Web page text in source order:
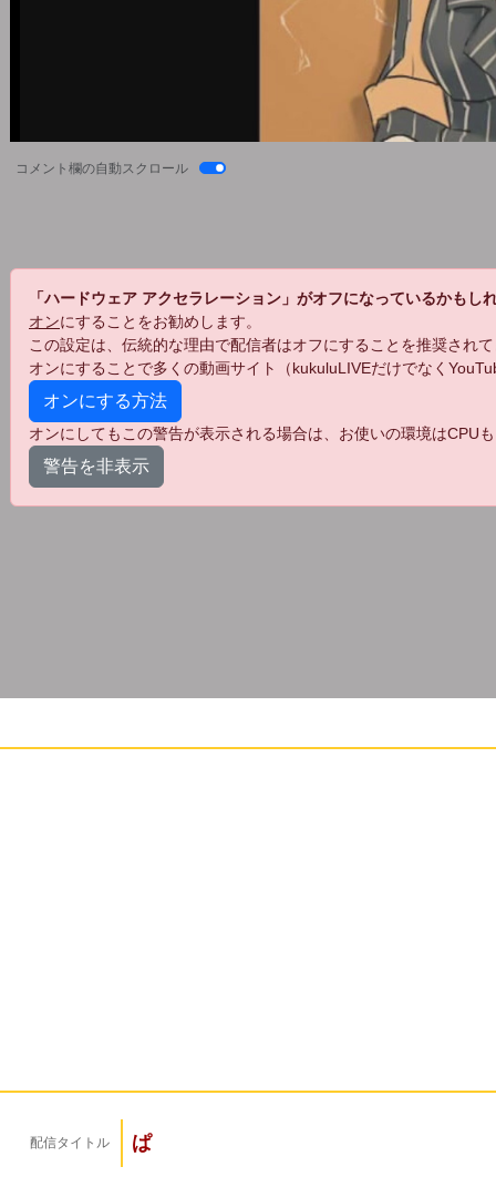
コメント欄の自動スクロール
「ハードウェア アクセラレーション」がオフになっているかもしれ
オンにすることをお勧めします。
この設定は、伝統的な理由で配信者はオフにすることを推奨され
オンにすることで多くの動画サイト（kukuluLIVEだけでなく
オンにする方法
オンにしてもこの警告が表示される場合は、お使いの環境はCPU
警告を非表示
配信タイトル ぱ